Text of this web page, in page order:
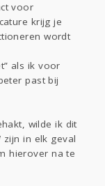
voor
krijg je
wordt
als ik voor
past bij
wilde ik dit
zijn in elk geval
hierover na te